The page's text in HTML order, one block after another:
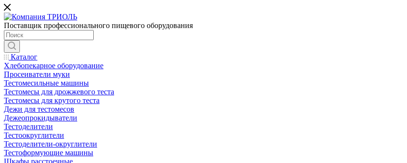
Поставщик профессионального пищевого оборудования
Каталог
Хлебопекарное оборудование
Просеиватели муки
Тестомесильные машины
Тестомесы для дрожжевого теста
Тестомесы для крутого теста
Дежи для тестомесов
Дежеопрокидыватели
Тестоделители
Тестоокруглители
Тестоделители-округлители
Тестоформующие машины
Шкафы расстоечные